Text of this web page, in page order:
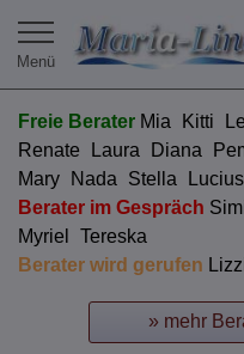
Freie Berater Mia Kitti
Renate
Laura Diana
Mary
Nada Stella Lucius
Berater im Gespräch
Myriel
Tereska
Berater wird gerufen
» mehr